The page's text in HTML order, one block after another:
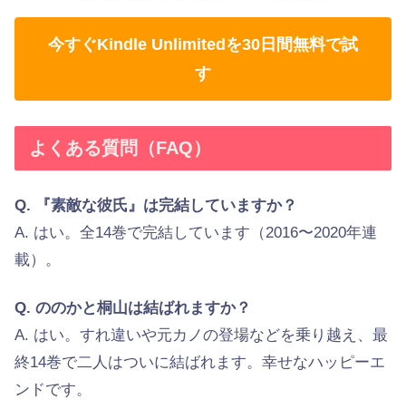
今すぐKindle Unlimitedを30日間無料で試
す
よくある質問（FAQ）
Q. 『素敵な彼氏』は完結していますか？
A. はい。全14巻で完結しています（2016〜2020年連
載）。
Q. ののかと桐山は結ばれますか？
A. はい。すれ違いや元カノの登場などを乗り越え、最
終14巻で二人はついに結ばれます。幸せなハッピーエ
ンドです。